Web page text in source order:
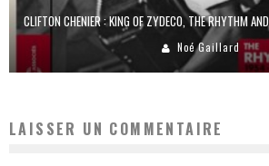
CLIFTON CHENIER : KING OF ZYDECO, THE RHYTHM
Noé Gaillard
LAISSER UN COMMENTAIRE